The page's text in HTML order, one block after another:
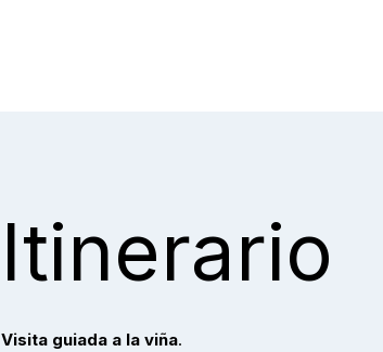
Itinerario
Visita guiada a la viña.